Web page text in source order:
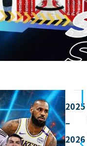
2025
–
2026